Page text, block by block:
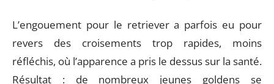
L’engouement pour le retriever a parfois eu pour
revers des croisements trop rapides, moins
réfléchis, où l’apparence a pris le dessus sur la santé.
Résultat : de nombreux jeunes goldens se